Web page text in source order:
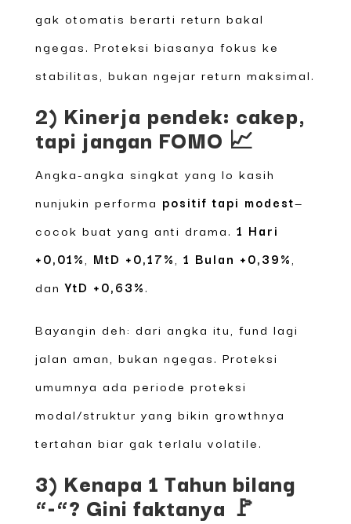
gak otomatis berarti return bakal
ngegas. Proteksi biasanya fokus ke
stabilitas, bukan ngejar return maksimal.
2) Kinerja pendek: cakep,
tapi jangan FOMO 📈
Angka-angka singkat yang lo kasih
nunjukin performa positif tapi modest—
cocok buat yang anti drama. 1 Hari
+0,01%
MtD +0,17% 1 Bulan +0,39%
danYtD +0,63%.
Bayangin deh: dari angka itu, fund lagi
jalan aman, bukan ngegas. Proteksi
umumnya ada periode proteksi
modal/struktur yang bikin growthnya
tertahan biar gak terlalu volatile.
3) Kenapa 1 Tahun bilang
“-“? Gini faktanya 🚩